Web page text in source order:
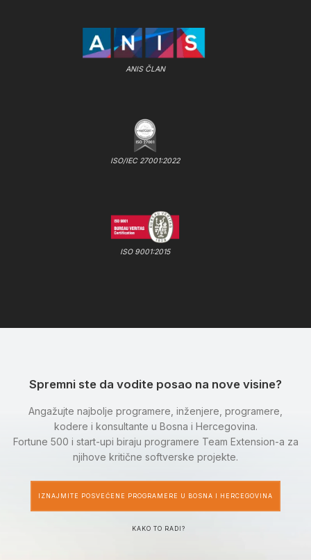
ANIS ČLAN
ISO/IEC 27001:2022
ISO 9001:2015
Spremni ste da vodite posao na nove visine?
Angažujte najbolje programere, inženjere, programere,
kodere i konsultante u Bosna i Hercegovina.
Fortune 500 i start-upi biraju programere Team Extension-a za
njihove kritične softverske projekte.
IZNAJMITE POSVEĆENE PROGRAMERE U BOSNA I HERCEGOVINA
KAKO TO RADI?